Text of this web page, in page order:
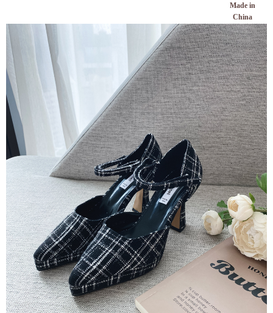
Made in
China